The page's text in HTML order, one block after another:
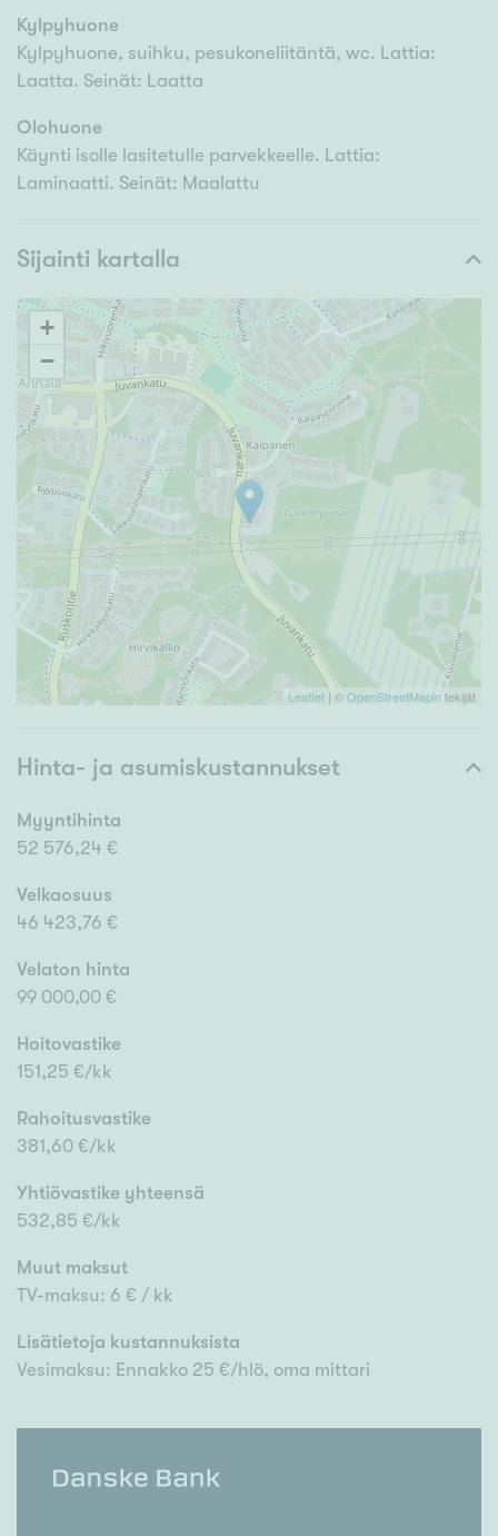
Kylpyhuone
Kylpyhuone, suihku, pesukoneliitäntä, wc. Lattia:
Laatta. Seinät: Laatta
Olohuone
Käynti isolle lasitetulle parvekkeelle. Lattia:
Laminaatti. Seinät: Maalattu
Sijainti kartalla
+
−
Leaflet | ©OpenStreetMapintekijät
Hinta- ja asumiskustannukset
Myyntihinta
52 576,24 €
Velkaosuus
46 423,76 €
Velaton hinta
99 000,00 €
Hoitovastike
151,25 €/kk
Rahoitusvastike
381,60 €/kk
Yhtiövastike yhteensä
532,85 €/kk
Muut maksut
TV-maksu: 6 € / kk
Lisätietoja kustannuksista
Vesimaksu: Ennakko 25 €/hlö, oma mittari